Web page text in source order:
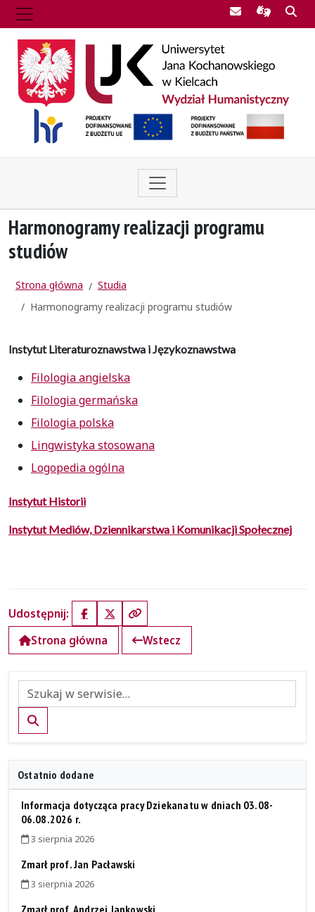
Poczta UJK
Harmonogramy realizacji programu
studiów
Strona główna
Studia
Harmonogramy realizacji programu studiów
Instytut Literaturoznawstwa i Językoznawstwa
Filologia angielska
Filologia germańska
Filologia polska
Lingwistyka stosowana
Logopedia ogólna
Instytut Historii
Instytut Mediów, Dziennikarstwa i Komunikacji Społecznej
Udostępnij: FacebookX (Twitter)Kopiuj link
Strona główna
Wstecz
Szukaj
Ostatnio dodane
Informacja dotycząca pracy Dziekanatu w dniach 03.08-
06.08.2026 r.
3 sierpnia 2026
Zmarł prof. Jan Pacławski
3 sierpnia 2026
Zmarł prof. Andrzej Jankowski